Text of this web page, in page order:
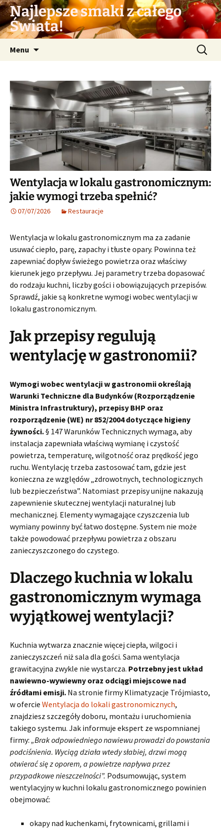
Przejdź
do
treści
Najlepsze smaki z całego
Świata!
Menu Szukaj:
Wentylacja w lokalu gastronomicznym:
jakie wymogi trzeba spełnić?
07/07/2026 Restauracje
Wentylacja w lokalu gastronomicznym ma za zadanie
usuwać ciepło, parę, zapachy i tłuste opary. Powinna też
zapewniać dopływ świeżego powietrza oraz właściwy
kierunek jego przepływu. Jej parametry trzeba dopasować
do rodzaju kuchni, liczby gości i obowiązujących przepisów.
Sprawdź, jakie są konkretne wymogi wobec wentylacji w
lokalu gastronomicznym.
Jak przepisy regulują
wentylację w gastronomii?
Wymogi wobec wentylacji w gastronomii określają
Warunki Techniczne dla Budynków (Rozporządzenie
Ministra Infrastruktury), przepisy BHP oraz
rozporządzenie (WE) nr 852/2004 dotyczące higieny
żywności.§ 147 Warunków Technicznych wymaga, aby
instalacja zapewniała właściwą wymianę i czystość
powietrza, temperaturę, wilgotność oraz prędkość jego
ruchu. Wentylację trzeba zastosować tam, gdzie jest
konieczna ze względów „zdrowotnych, technologicznych
lub bezpieczeństwa”. Natomiast przepisy unijne nakazują
zapewnienie skutecznej wentylacji naturalnej lub
mechanicznej. Elementy wymagające czyszczenia lub
wymiany powinny być łatwo dostępne. System nie może
także powodować przepływu powietrza z obszaru
zanieczyszczonego do czystego.
Dlaczego kuchnia w lokalu
gastronomicznym wymaga
wyjątkowej wentylacji?
Kuchnia wytwarza znacznie więcej ciepła, wilgoci i
zanieczyszczeń niż sala dla gości. Sama wentylacja
grawitacyjna zwykle nie wystarcza. Potrzebny jest układ
nawiewno-wywiewny oraz odciągi miejscowe nad
źródłami emisji. Na stronie firmy Klimatyzacje Trójmiasto,
w ofercie Wentylacja do lokali gastronomicznych,
znajdziesz szczegóły doboru, montażu i uruchomienia
takiego systemu. Jak informuje ekspert ze wspomnianej
firmy: „Brak odpowiedniego nawiewu prowadzi do powstania
podciśnienia. Wyciąg działa wtedy słabiej, drzwi mogą
otwierać się z oporem, a powietrze napływa przez
przypadkowe nieszczelności”. Podsumowując, system
wentylacyjny w kuchni lokalu gastronomicznego powinien
obejmować:
okapy nad kuchenkami, frytownicami, grillami i